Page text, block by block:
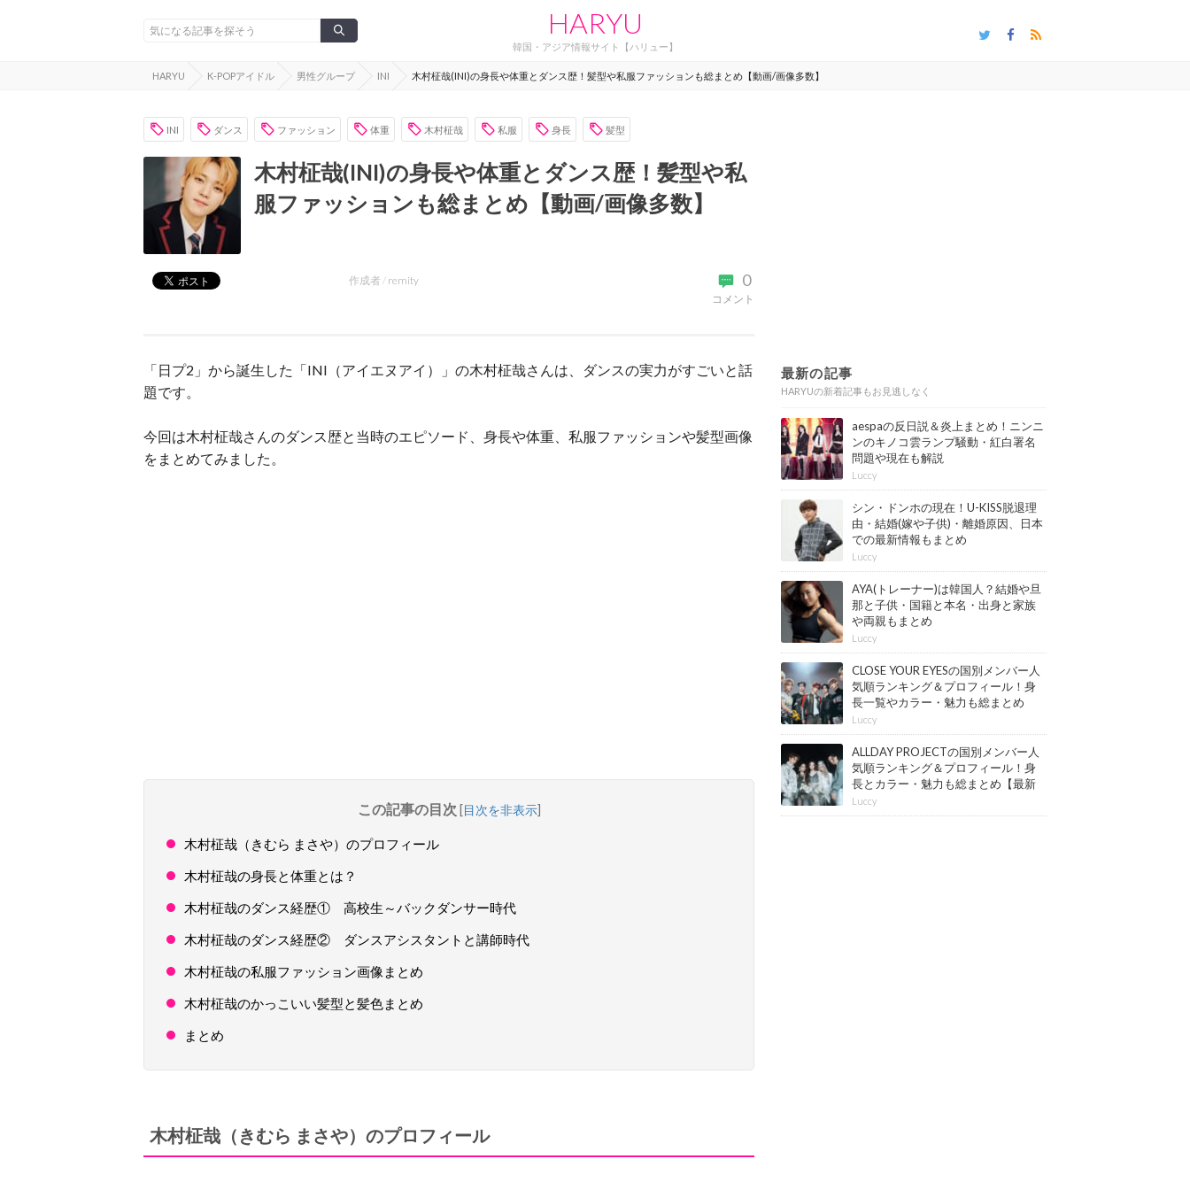
HARYU
韓国・アジア情報サイト【ハリュー】
HARYU K-POPアイドル 男性グループ INI 木村柾哉(INI)の身長や体重とダンス歴！髪型や私服ファッションも総まとめ【動画/画像多数】
INI ダンス ファッション 体重 木村柾哉 私服 身長 髪型
木村柾哉(INI)の身長や体重とダンス歴！髪型や私
服ファッションも総まとめ【動画/画像多数】
0
コメント
作成者 / remity
「日プ2」から誕生した「INI（アイエヌアイ）」の木村柾哉さんは、ダンスの実力がすごいと話
題です。
今回は木村柾哉さんのダンス歴と当時のエピソード、身長や体重、私服ファッションや髪型画像
をまとめてみました。
この記事の目次 [目次を非表示]
木村柾哉（きむら まさや）のプロフィール
木村柾哉の身長と体重とは？
木村柾哉のダンス経歴① 高校生～バックダンサー時代
木村柾哉のダンス経歴② ダンスアシスタントと講師時代
木村柾哉の私服ファッション画像まとめ
木村柾哉のかっこいい髪型と髪色まとめ
まとめ
木村柾哉（きむら まさや）のプロフィール
最新の記事
HARYUの新着記事もお見逃しなく
aespaの反日説＆炎上まとめ！ニンニ
ンのキノコ雲ランプ騒動・紅白署名
問題や現在も解説
Luccy
シン・ドンホの現在！U-KISS脱退理
由・結婚(嫁や子供)・離婚原因、日本
での最新情報もまとめ
Luccy
AYA(トレーナー)は韓国人？結婚や旦
那と子供・国籍と本名・出身と家族
や両親もまとめ
Luccy
CLOSE YOUR EYESの国別メンバー人
気順ランキング＆プロフィール！身
長一覧やカラー・魅力も総まとめ
【最新版】
Luccy
ALLDAY PROJECTの国別メンバー人
気順ランキング＆プロフィール！身
長とカラー・魅力も総まとめ【最新
版】
Luccy